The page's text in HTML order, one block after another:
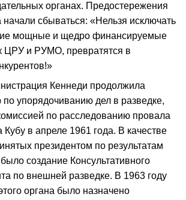
органах. Предостережения
сбываться: «Нельзя исключать
мощные и щедро финансируемые
ЦРУ и РУМО, превратятся в
Кеннеди продолжила
упорядочиванию дел в разведке,
по расследованию провала
в апреле 1961 года. В качестве
президентом по результатам
создание Консультативного
по внешней разведке. В 1963 году
органа было назначено